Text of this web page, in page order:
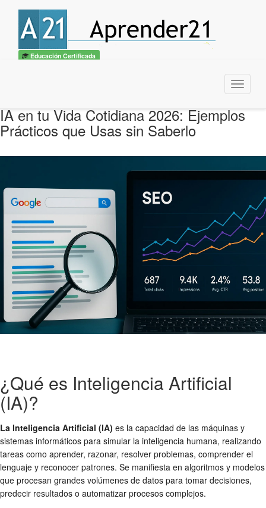
Educación Certificada
Menu
IA en tu Vida Cotidiana 2026: Ejemplos
Prácticos que Usas sin Saberlo
¿Qué es Inteligencia Artificial
(IA)?
La Inteligencia Artificial (IA) es la capacidad de las máquinas y
sistemas informáticos para simular la inteligencia humana, realizando
tareas como aprender, razonar, resolver problemas, comprender el
lenguaje y reconocer patrones. Se manifiesta en algoritmos y modelos
que procesan grandes volúmenes de datos para tomar decisiones,
predecir resultados o automatizar procesos complejos.